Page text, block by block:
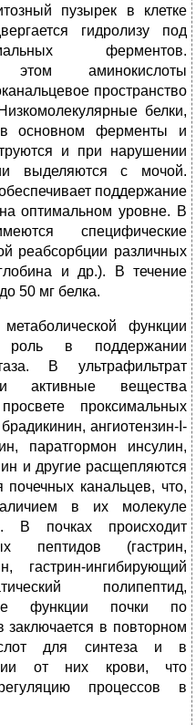
пузырек в клетке
гидролизу под
ферментов.
аминокислоты
пространство
белки,
основном ферменты и
и при нарушении
выделяются с мочой.
поддержание
оптимальном уровне. В
специфические
реабсорбции различных
и др.). В течение
50 мг белка.
функции
роль в поддержании
В ультрафильтрат
активные вещества
проксимальных
ангиотензин-I-
паратгормон инсулин,
и другие расщепляются
почечных канальцев, что,
в их молекуле
В почках происходит
пептидов (гастрин,
гастрин-ингибирующий
полипептид,
функции почки по
заключается в повторном
для синтеза и в
от них крови, что
процессов в